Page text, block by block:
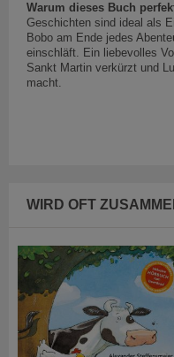
Warum dieses Buch
Geschichten sind ideal als
Bobo am Ende jedes
einschläft. Ein liebevolles
Sankt Martin verkürzt und
macht.
WIRD OFT